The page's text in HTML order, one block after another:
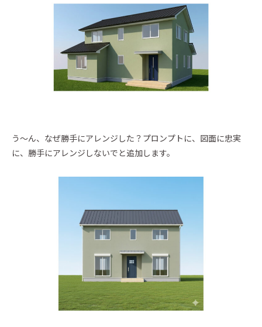
う～ん、なぜ勝手にアレンジした？プロンプトに、図面に忠実
に、勝手にアレンジしないでと追加します。